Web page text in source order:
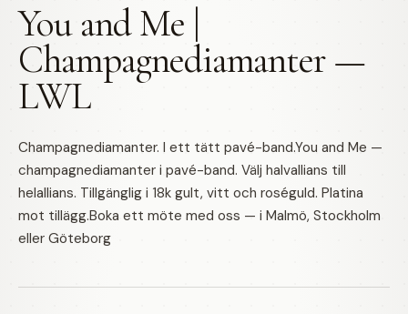
You and Me |
Champagnediamanter —
LWL
Champagnediamanter. I ett tätt pavé-band.You and Me —
champagnediamanter i pavé-band. Välj halvallians till
helallians. Tillgänglig i 18k gult, vitt och roséguld. Platina
mot tillägg.Boka ett möte med oss — i Malmö, Stockholm
eller Göteborg